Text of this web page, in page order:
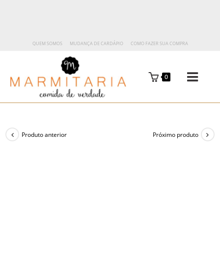
QUEM SOMOS MUDANÇA DE CARDÁPIO COMO FAZER SUA COMPRA
0
Produto anterior Próximo produto